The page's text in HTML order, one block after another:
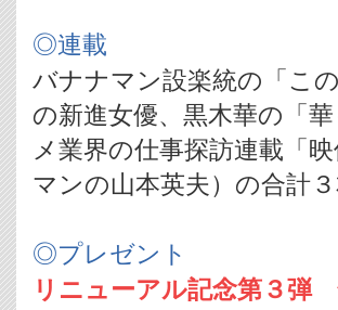
◎連載
バナナマン設楽統の「こ
の新進女優、黒木華の「
メ業界の仕事探訪連載「
マンの山本英夫）の合計３
◎プレゼント
リニューアル記念第３弾